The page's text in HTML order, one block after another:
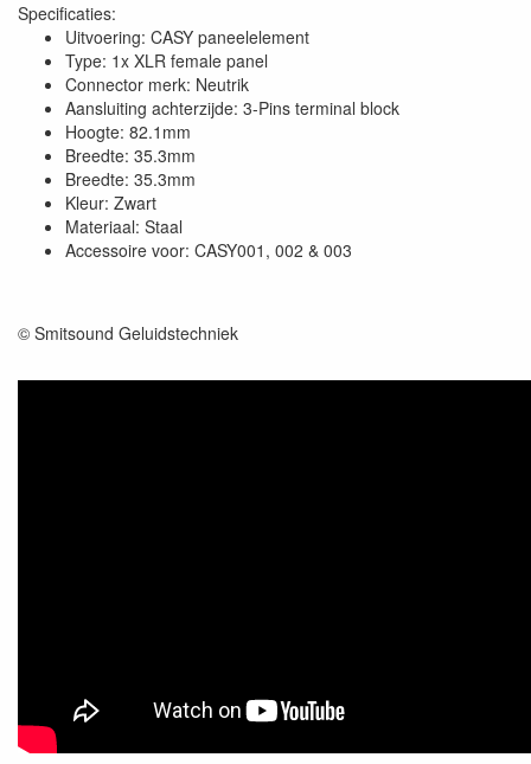
Specificaties:
Uitvoering: CASY paneelelement
Type: 1x XLR female panel
Connector merk: Neutrik
Aansluiting achterzijde: 3-Pins terminal block
Hoogte: 82.1mm
Breedte: 35.3mm
Breedte: 35.3mm
Kleur: Zwart
Materiaal: Staal
Accessoire voor: CASY001, 002 & 003
© Smitsound Geluidstechniek